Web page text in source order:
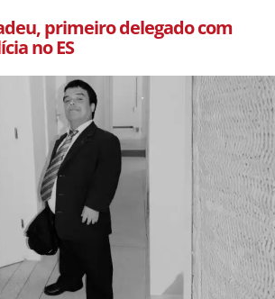
primeiro delegado com
no ES